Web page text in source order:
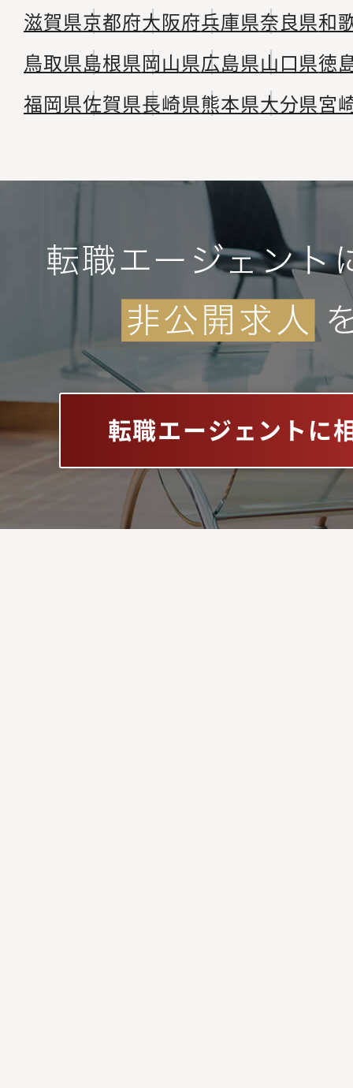
滋賀県京都府大阪府兵庫県奈良県和
鳥取県島根県岡山県広島県山口県徳
福岡県佐賀県長崎県熊本県大分県宮
転職エージェントに